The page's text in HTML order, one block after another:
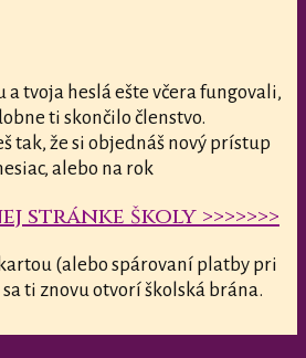
tvoja heslá ešte včera fungovali,
ti skončilo členstvo.
tak, že si objednáš nový prístup
alebo na rok
stránke školy >>>>>>>
(alebo spárovaní platby pri
ti znovu otvorí školská brána.